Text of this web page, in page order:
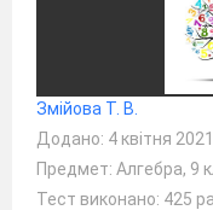
Змійова Т. В.
Додано: 4 квітня 2021
Предмет: Алгебра, 9
Тест виконано: 425